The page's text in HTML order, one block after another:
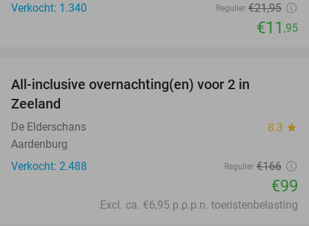
Verkocht: 1.340
Regulier €21,95
€11 ,95
All-inclusive overnachting(en) voor 2 in
Zeeland
De Elderschans 8.3 star
Aardenburg
Verkocht: 2.488
Regulier €166
€99
Excl. ca. €6,95 p.p.p.n. toeristenbelasting